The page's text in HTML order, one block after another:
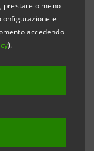
prestare o meno
e
accedendo
).
Gruppo ha
Torino,
sei ospedali a